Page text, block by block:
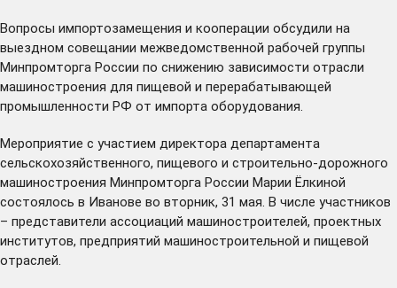
Вопросы импортозамещения и кооперации обсудили на
выездном совещании межведомственной рабочей группы
Минпромторга России по снижению зависимости отрасли
машиностроения для пищевой и перерабатывающей
промышленности РФ от импорта оборудования.
Мероприятие с участием директора департамента
сельскохозяйственного, пищевого и строительно-дорожного
машиностроения Минпромторга России Марии Ёлкиной
состоялось в Иванове во вторник, 31 мая. В числе участников
– представители ассоциаций машиностроителей, проектных
институтов, предприятий машиностроительной и пищевой
отраслей.